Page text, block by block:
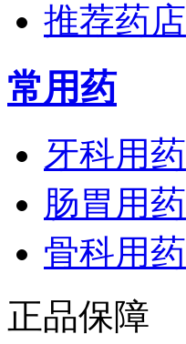
推荐药店
常用药
牙科用药
肠胃用药
骨科用药
正品保障